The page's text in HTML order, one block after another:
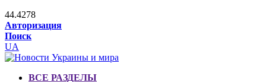
44.4278
Авторизация
Поиск
UA
ВСЕ РАЗДЕЛЫ